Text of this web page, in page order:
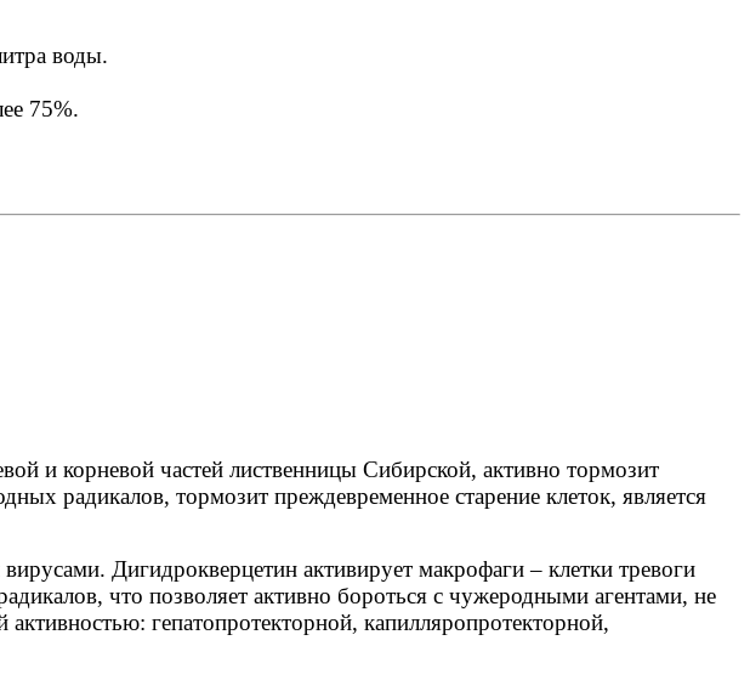
воды.
75%.
и корневой частей лиственницы Сибирской, активно тормозит
радикалов, тормозит преждевременное старение клеток, является
Дигидрокверцетин активирует макрофаги – клетки тревоги
что позволяет активно бороться с чужеродными агентами, не
гепатопротекторной, капилляропротекторной,